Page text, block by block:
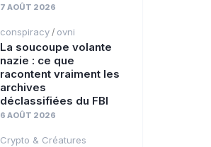
7 AOÛT 2026
conspiracy / ovni
La soucoupe volante
nazie : ce que
racontent vraiment les
archives
déclassifiées du FBI
6 AOÛT 2026
Crypto & Créatures